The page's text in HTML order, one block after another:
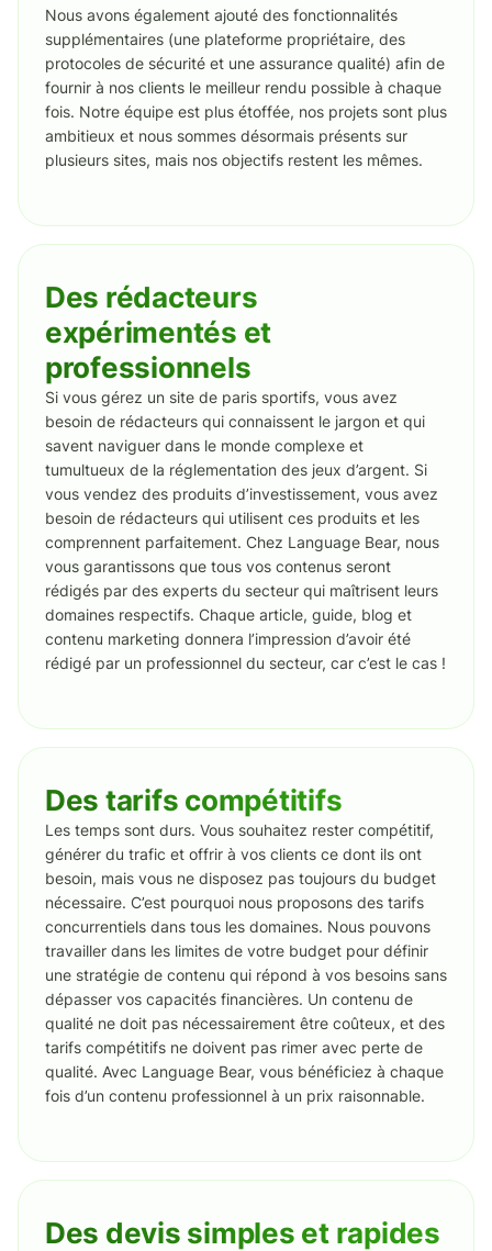
Nous avons également ajouté des fonctionnalités
supplémentaires (une plateforme propriétaire, des
protocoles de sécurité et une assurance qualité) afin de
fournir à nos clients le meilleur rendu possible à chaque
fois. Notre équipe est plus étoffée, nos projets sont plus
ambitieux et nous sommes désormais présents sur
plusieurs sites, mais nos objectifs restent les mêmes.
Des rédacteurs
expérimentés et
professionnels
Si vous gérez un site de paris sportifs, vous avez
besoin de rédacteurs qui connaissent le jargon et qui
savent naviguer dans le monde complexe et
tumultueux de la réglementation des jeux d’argent. Si
vous vendez des produits d’investissement, vous avez
besoin de rédacteurs qui utilisent ces produits et les
comprennent parfaitement. Chez Language Bear, nous
vous garantissons que tous vos contenus seront
rédigés par des experts du secteur qui maîtrisent leurs
domaines respectifs. Chaque article, guide, blog et
contenu marketing donnera l’impression d’avoir été
rédigé par un professionnel du secteur, car c’est le cas !
Des tarifs compétitifs
Les temps sont durs. Vous souhaitez rester compétitif,
générer du trafic et offrir à vos clients ce dont ils ont
besoin, mais vous ne disposez pas toujours du budget
nécessaire. C’est pourquoi nous proposons des tarifs
concurrentiels dans tous les domaines. Nous pouvons
travailler dans les limites de votre budget pour définir
une stratégie de contenu qui répond à vos besoins sans
dépasser vos capacités financières. Un contenu de
qualité ne doit pas nécessairement être coûteux, et des
tarifs compétitifs ne doivent pas rimer avec perte de
qualité. Avec Language Bear, vous bénéficiez à chaque
fois d’un contenu professionnel à un prix raisonnable.
Des devis simples et rapides